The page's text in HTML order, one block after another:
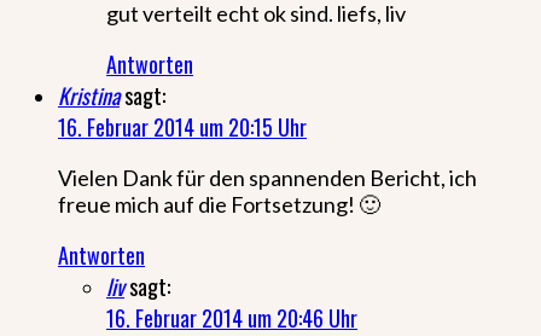
gut verteilt echt ok sind. liefs, liv
Antworten
Kristinasagt:
16. Februar 2014 um 20:15 Uhr
Vielen Dank für den spannenden Bericht, ich
freue mich auf die Fortsetzung! 🙂
Antworten
livsagt:
16. Februar 2014 um 20:46 Uhr